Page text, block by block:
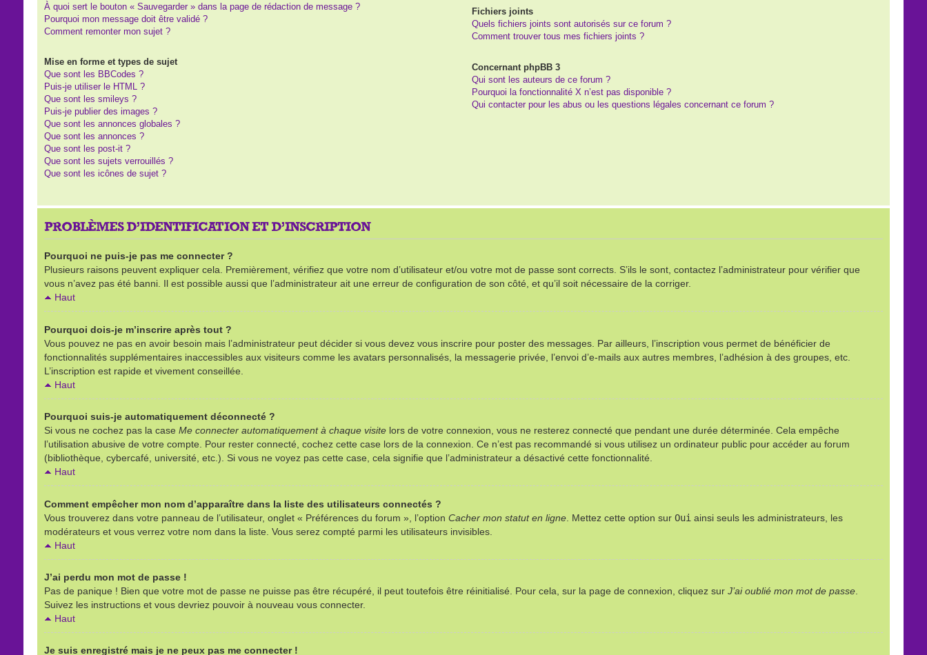
À quoi sert le bouton « Sauvegarder » dans la page de rédaction de message ?
Pourquoi mon message doit être validé ?
Comment remonter mon sujet ?
Mise en forme et types de sujet
Que sont les BBCodes ?
Puis-je utiliser le HTML ?
Que sont les smileys ?
Puis-je publier des images ?
Que sont les annonces globales ?
Que sont les annonces ?
Que sont les post-it ?
Que sont les sujets verrouillés ?
Que sont les icônes de sujet ?
Fichiers joints
Quels fichiers joints sont autorisés sur ce forum ?
Comment trouver tous mes fichiers joints ?
Concernant phpBB 3
Qui sont les auteurs de ce forum ?
Pourquoi la fonctionnalité X n’est pas disponible ?
Qui contacter pour les abus ou les questions légales concernant ce forum ?
PROBLÈMES D’IDENTIFICATION ET D’INSCRIPTION
Pourquoi ne puis-je pas me connecter ?
Plusieurs raisons peuvent expliquer cela. Premièrement, vérifiez que votre nom d’utilisateur et/ou votre mot de passe sont corrects. S’ils le sont, contactez l’administrateur pour vérifier que
vous n’avez pas été banni. Il est possible aussi que l’administrateur ait une erreur de configuration de son côté, et qu’il soit nécessaire de la corriger.
Haut
Pourquoi dois-je m’inscrire après tout ?
Vous pouvez ne pas en avoir besoin mais l’administrateur peut décider si vous devez vous inscrire pour poster des messages. Par ailleurs, l’inscription vous permet de bénéficier de
fonctionnalités supplémentaires inaccessibles aux visiteurs comme les avatars personnalisés, la messagerie privée, l’envoi d’e-mails aux autres membres, l’adhésion à des groupes, etc.
L’inscription est rapide et vivement conseillée.
Haut
Pourquoi suis-je automatiquement déconnecté ?
Si vous ne cochez pas la case Me connecter automatiquement à chaque visitelors de votre connexion, vous ne resterez connecté que pendant une durée déterminée. Cela empêche
l’utilisation abusive de votre compte. Pour rester connecté, cochez cette case lors de la connexion. Ce n’est pas recommandé si vous utilisez un ordinateur public pour accéder au forum
(bibliothèque, cybercafé, université, etc.). Si vous ne voyez pas cette case, cela signifie que l’administrateur a désactivé cette fonctionnalité.
Haut
Comment empêcher mon nom d’apparaître dans la liste des utilisateurs connectés ?
Vous trouverez dans votre panneau de l’utilisateur, onglet « Préférences du forum », l’option Cacher mon statut en ligne. Mettez cette option sur Oui ainsi seuls les administrateurs, les
modérateurs et vous verrez votre nom dans la liste. Vous serez compté parmi les utilisateurs invisibles.
Haut
J’ai perdu mon mot de passe !
Pas de panique ! Bien que votre mot de passe ne puisse pas être récupéré, il peut toutefois être réinitialisé. Pour cela, sur la page de connexion, cliquez sur J’ai oublié mon mot de passe.
Suivez les instructions et vous devriez pouvoir à nouveau vous connecter.
Haut
Je suis enregistré mais je ne peux pas me connecter !